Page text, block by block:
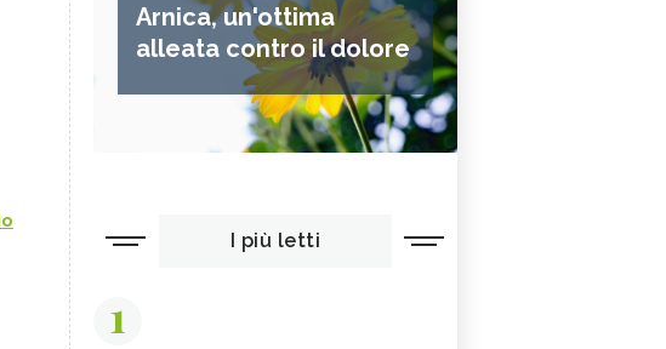
Arnica, un'ottima
alleata contro il dolore
I più letti
1